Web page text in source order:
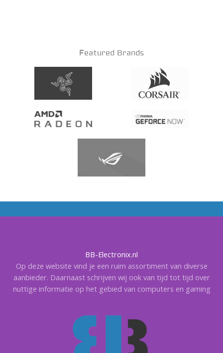
Featured Brands
BB-Electronix.nl
Op deze website vind je een ruim assortiment van diverse
aanbieder. Daarnaast schrijven wij ook van tijd tot tijd over
nuttige informatie op het gebied van computers en gaming